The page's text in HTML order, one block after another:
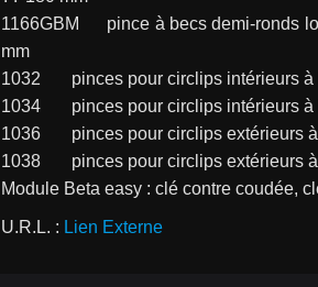
1166GBM	pince à becs demi-ronds longs striés, branches gainées confort bi-matières, finition industrielle ?? 160
mm
1032	pinces pour circlips
1034	pinces pour circlips
1036	pinces pour circlips
1038	pinces pour circlips
Module Beta easy : clé contre coudée,
U.R.L. : Lien Externe